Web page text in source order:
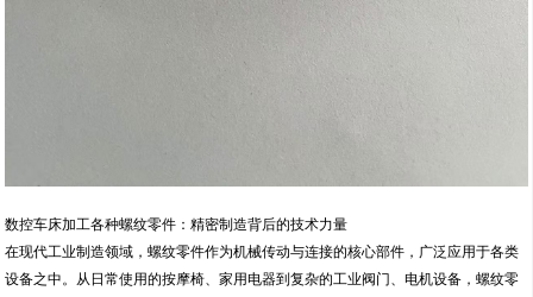
数控车床加工各种螺纹零件：精密制造背后的技术力量
在现代工业制造领域，螺纹零件作为机械传动与连接的核心部件，广泛应用于各类
设备之中。从日常使用的按摩椅、家用电器到复杂的工业阀门、电机设备，螺纹零